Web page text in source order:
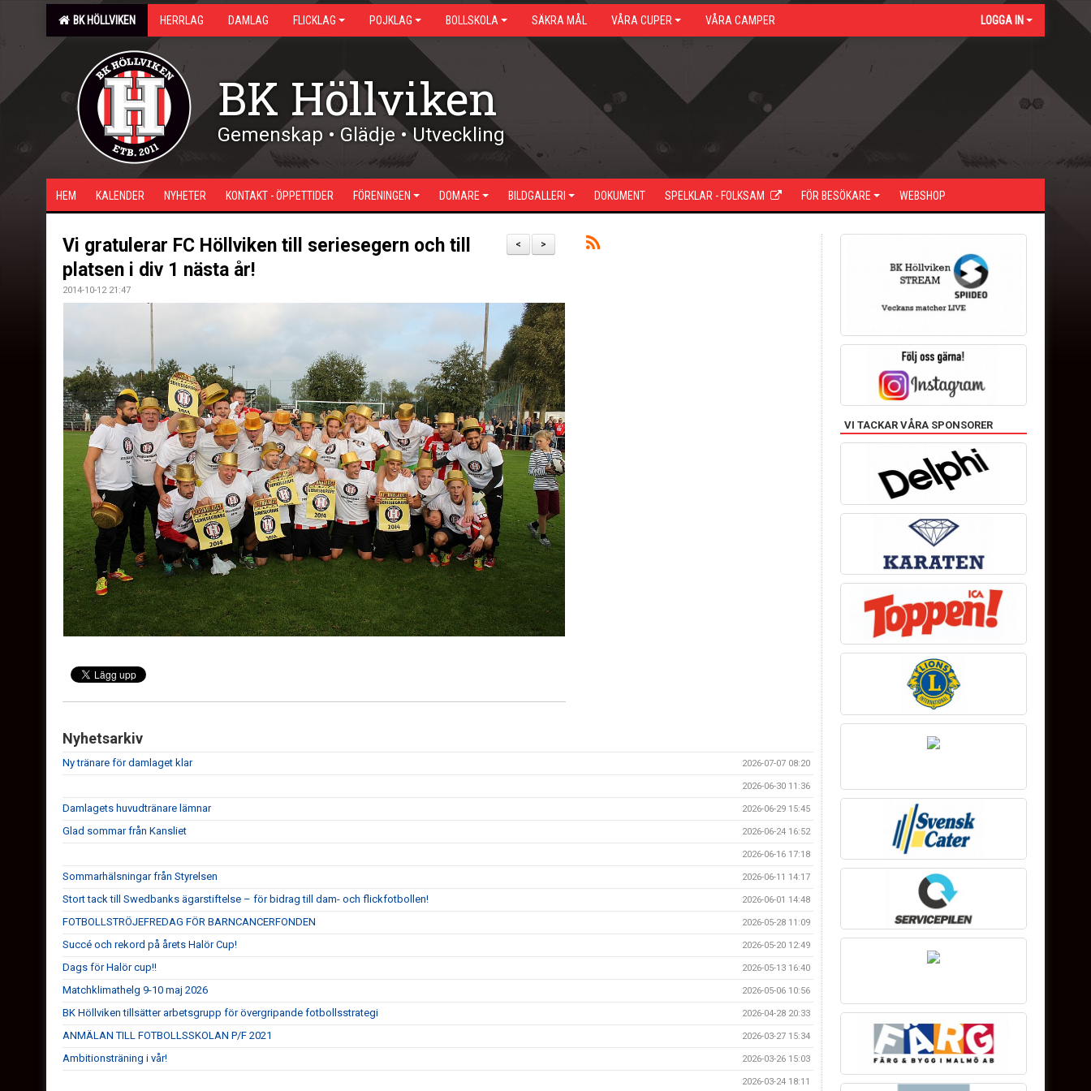
BK HÖLLVIKEN HERRLAG DAMLAG FLICKLAG POJKLAG BOLLSKOLA SÄKRA MÅL VÅRA CUPER VÅRA CAMPER LOGGA IN
BK Höllviken
Gemenskap • Glädje • Utveckling
HEM KALENDER NYHETER KONTAKT - ÖPPETTIDER FÖRENINGEN DOMARE BILDGALLERI DOKUMENT SPELKLAR - FOLKSAM FÖR BESÖKARE WEBSHOP
>
<
Vi gratulerar FC Höllviken till seriesegern och till
platsen i div 1 nästa år!
2014-10-12 21:47
Nyhetsarkiv
Ny tränare för damlaget klar 2026-07-07 08:20
2026-06-30 11:36
Damlagets huvudtränare lämnar 2026-06-29 15:45
Glad sommar från Kansliet 2026-06-24 16:52
2026-06-16 17:18
Sommarhälsningar från Styrelsen 2026-06-11 14:17
Stort tack till Swedbanks ägarstiftelse – för bidrag till dam- och flickfotbollen! 2026-06-01 14:48
FOTBOLLSTRÖJEFREDAG FÖR BARNCANCERFONDEN 2026-05-28 11:09
Succé och rekord på årets Halör Cup! 2026-05-20 12:49
Dags för Halör cup!! 2026-05-13 16:40
Matchklimathelg 9-10 maj 2026 2026-05-06 10:56
BK Höllviken tillsätter arbetsgrupp för övergripande fotbollsstrategi 2026-04-28 20:33
ANMÄLAN TILL FOTBOLLSSKOLAN P/F 2021 2026-03-27 15:34
Ambitionsträning i vår! 2026-03-26 15:03
2026-03-24 18:11
VI TACKAR VÅRA SPONSORER